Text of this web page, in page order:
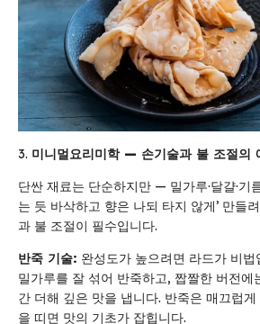
미니멀요리미학— 손기술과 불 조절의
단싼 재료는 단순하지만 — 밀가루·달걀·기
는 듯 바삭하고 향은 나되 타지 않게’ 만들
과 불 조절이 필수입니다.
반죽 기술: 완성도가 높으려면 라드가 비법
밀가루를 잘 섞어 반죽하고, 짭짤한 버전에
간 더해 깊은 맛을 냅니다. 반죽은 매끄럽
을 띠면 맛의 기초가 잡힙니다.